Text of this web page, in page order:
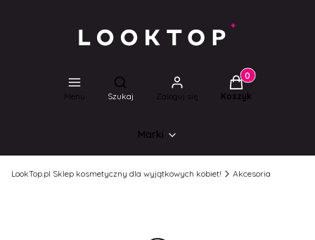
Menu
Otwórz wyszukiwarkę
Szukaj Zaloguj się
Produkty w
Koszyk
Marki
LookTop.pl Sklep kosmetyczny dla wyjątkowych kobiet! Akcesoria